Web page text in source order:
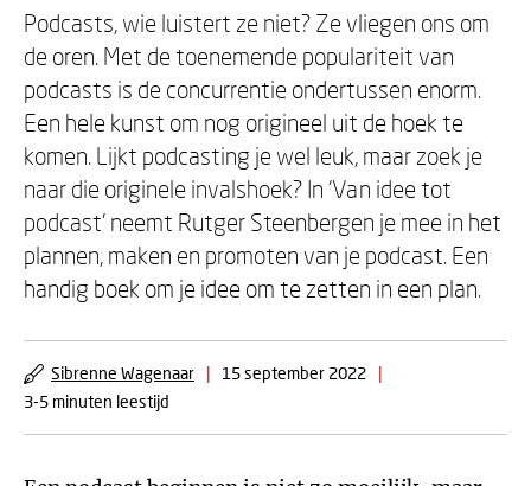
Podcasts, wie luistert ze niet? Ze vliegen ons om
de oren. Met de toenemende populariteit van
podcasts is de concurrentie ondertussen enorm.
Een hele kunst om nog origineel uit de hoek te
komen. Lijkt podcasting je wel leuk, maar zoek je
naar die originele invalshoek? In ‘Van idee tot
podcast’ neemt Rutger Steenbergen je mee in het
plannen, maken en promoten van je podcast. Een
handig boek om je idee om te zetten in een plan.
Sibrenne Wagenaar | 15 september 2022
|
3-5 minuten leestijd